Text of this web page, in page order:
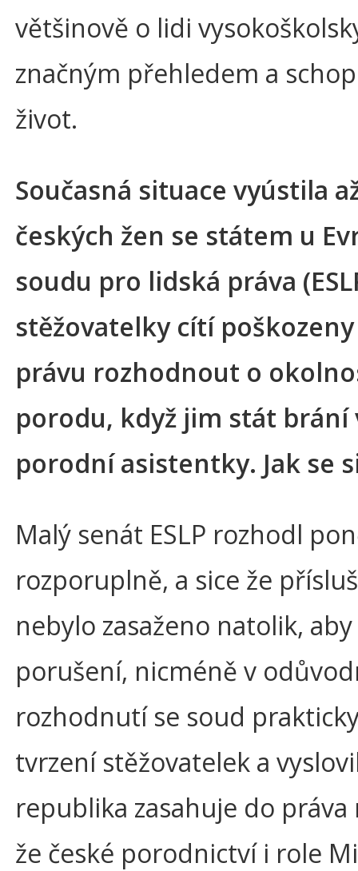
většinově o lidi
značným přehledem a
život.
Současná situace vyústila
českých žen se státem u
soudu pro lidská práva
stěžovatelky cítí
právu rozhodnout o
porodu, když jim stát brání
porodní asistentky. Jak se
Malý senát ESLP rozhodl
rozporuplně, a sice že
nebylo zasaženo natolik,
porušení, nicméně v
rozhodnutí se soud
tvrzení stěžovatelek a
republika zasahuje do
že české porodnictví i role